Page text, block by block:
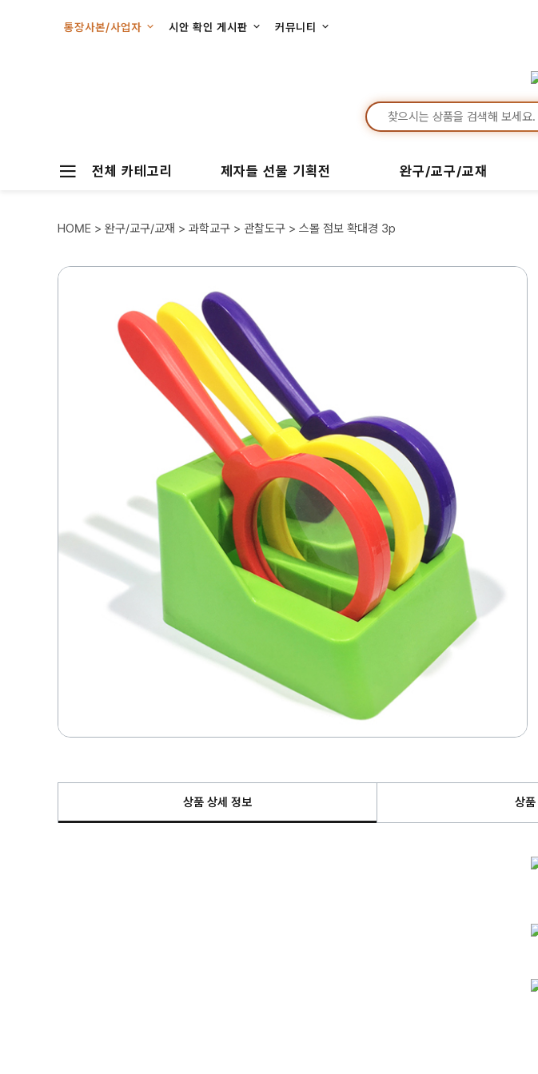
통장사본/사업자 시안 확인 게시판 커뮤니티
전체 카테고리 제자들 선물 기획전 완구/교구/교재
HOME > 완구/교구/교재 > 과학교구 > 관찰도구 > 스몰 점보 확대경 3p
상품 상세 정보 상품